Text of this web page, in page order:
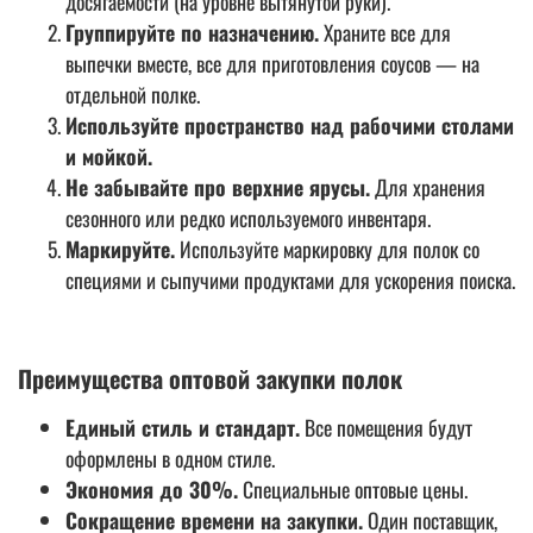
Группируйте по назначению.Храните все для
выпечки вместе, все для приготовления соусов — на
отдельной полке.
Используйте пространство над рабочими столами
и мойкой.
Не забывайте про верхние ярусы.Для хранения
сезонного или редко используемого инвентаря.
Маркируйте.Используйте маркировку для полок со
специями и сыпучими продуктами для ускорения поиска.
Преимущества оптовой закупки полок
Единый стиль и стандарт.Все помещения будут
оформлены в одном стиле.
Экономия до 30%.Специальные оптовые цены.
Сокращение времени на закупки.Один поставщик,